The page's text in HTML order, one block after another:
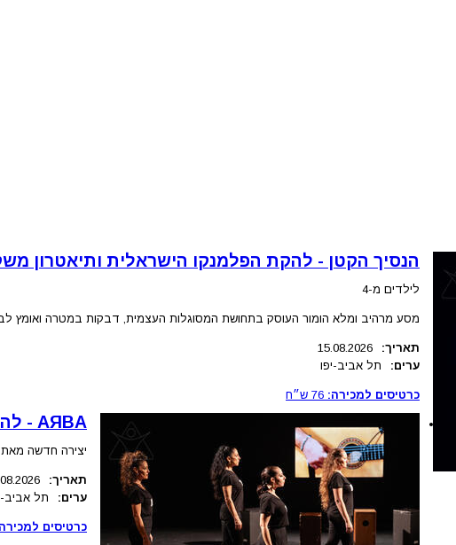
הנסיך הקטן - להקת הפלמנקו הישראלית ותיאטרון
לילדים מ-4
מסע מרהיב ומלא הומור העוסק בתחושת המסוגלות העצמית, דבקות במטרה ואומץ
תאריך:
15.08.2026
ערים:
תל אביב-יפו
כרטיסים למכירה: 76 ש״ח
AЯBA - להקת הפלמנקו הישראלית - מופעי בכורה
יצירה חדשה מאת
תאריך:
ערים:
תל אביב-
כרטיסים